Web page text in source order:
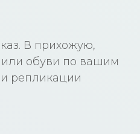
В прихожую,
обуви по вашим
репликации